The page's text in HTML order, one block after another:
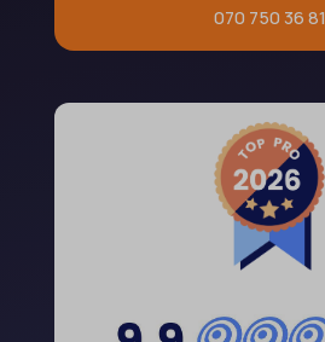
070 750 36 81